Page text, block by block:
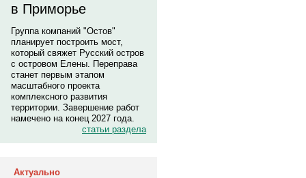
в Приморье
Группа компаний "Остов"
планирует построить мост,
который свяжет Русский остров
с островом Елены. Переправа
станет первым этапом
масштабного проекта
комплексного развития
территории. Завершение работ
намечено на конец 2027 года.
статьи раздела
Актуально